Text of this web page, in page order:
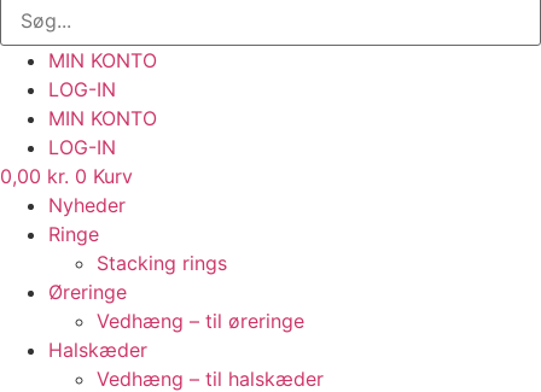
MIN KONTO
LOG-IN
MIN KONTO
LOG-IN
0,00 kr. 0 Kurv
Nyheder
Ringe
Stacking rings
Øreringe
Vedhæng – til øreringe
Halskæder
Vedhæng – til halskæder